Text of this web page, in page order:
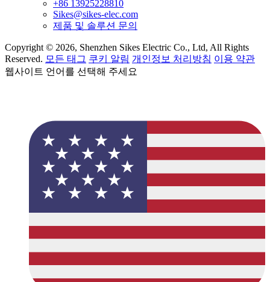
+86 13925228810
Sikes@sikes-elec.com
제품 및 솔루션 문의
Copyright © 2026, Shenzhen Sikes Electric Co., Ltd, All Rights
Reserved. 모든 태그 쿠키 알림 개인정보 처리방침 이용 약관
웹사이트 언어를 선택해 주세요